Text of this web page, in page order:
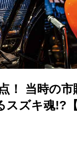
！ 当時の市
スズキ魂!?